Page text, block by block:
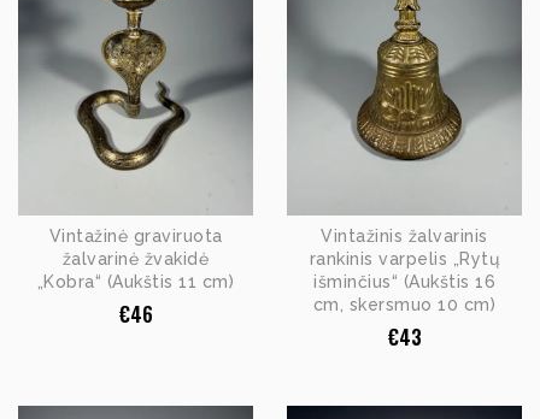
Vintažinė graviruota
žalvarinė žvakidė
„Kobra“ (Aukštis 11 cm)
€46
Vintažinis žalvarinis
rankinis varpelis „Rytų
išminčius“ (Aukštis 16
cm, skersmuo 10 cm)
€43